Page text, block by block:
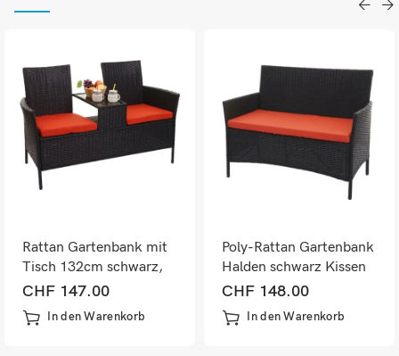
Rattan Gartenbank mit
Tisch 132cm schwarz,
Kissen terrakotta
CHF 147.00
In den Warenkorb
Poly-Rattan Gartenbank
Halden schwarz Kissen
terracotta
CHF 148.00
In den Warenkorb